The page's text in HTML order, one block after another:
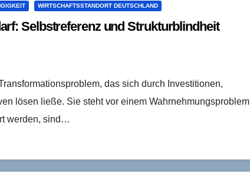
WIRTSCHAFTSSTANDORT DEUTSCHLAND
Selbstreferenz und Strukturblindheit
das sich durch Investitionen,
lösen ließe. Sie steht vor einem Wahrnehmungsproblem
werden, sind…